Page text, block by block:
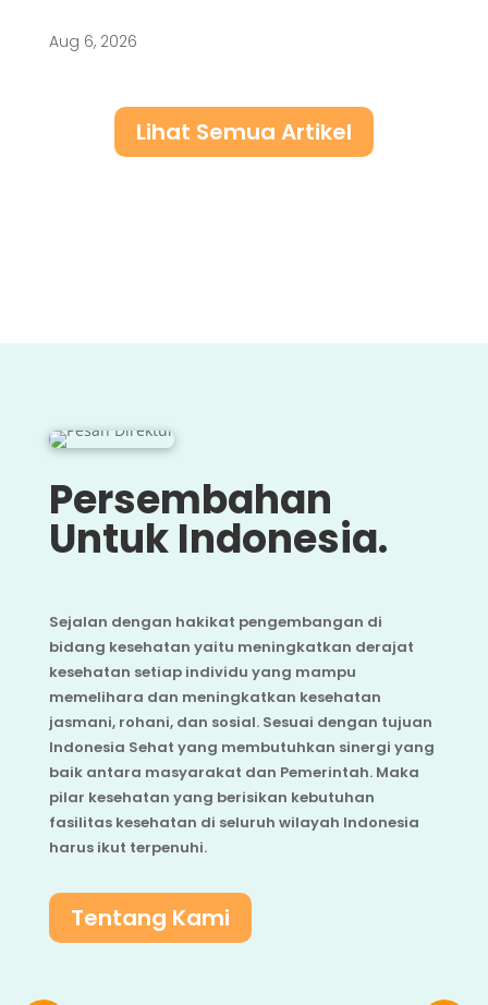
Aug 6, 2026
Lihat Semua Artikel
Persembahan
Untuk Indonesia.
Sejalan dengan hakikat pengembangan di
bidang kesehatan yaitu meningkatkan derajat
kesehatan setiap individu yang mampu
memelihara dan meningkatkan kesehatan
jasmani, rohani, dan sosial. Sesuai dengan tujuan
Indonesia Sehat yang membutuhkan sinergi yang
baik antara masyarakat dan Pemerintah. Maka
pilar kesehatan yang berisikan kebutuhan
fasilitas kesehatan di seluruh wilayah Indonesia
harus ikut terpenuhi.
Tentang Kami